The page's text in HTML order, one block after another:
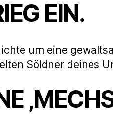
EIN.
um eine
Söldner deines